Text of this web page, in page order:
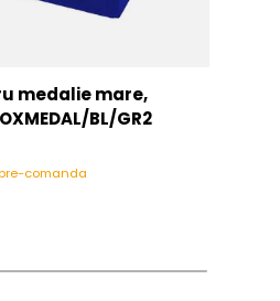
medalie mare,
BL/GR2
comanda